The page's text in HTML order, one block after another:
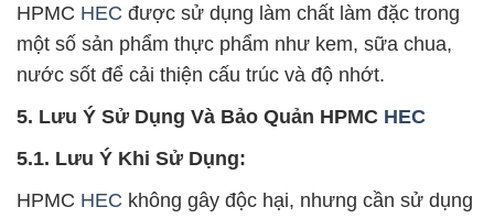
HPMC HEC được sử dụng làm chất làm đặc trong
một số sản phẩm thực phẩm như kem, sữa chua,
nước sốt để cải thiện cấu trúc và độ nhớt.
5. Lưu Ý Sử Dụng Và Bảo Quản HPMC HEC
5.1. Lưu Ý Khi Sử Dụng:
HPMC HEC không gây độc hại, nhưng cần sử dụng